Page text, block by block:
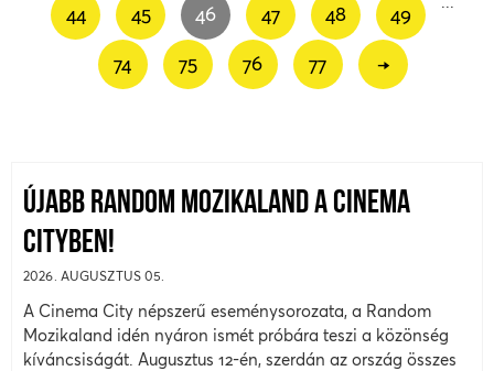
44 45 46 47 48 49
74 75 76 77 →
ÚJABB RANDOM MOZIKALAND A CINEMA
CITYBEN!
2026. AUGUSZTUS 05.
A Cinema City népszerű eseménysorozata, a Random
Mozikaland idén nyáron ismét próbára teszi a közönség
kíváncsiságát. Augusztus 12-én, szerdán az ország összes